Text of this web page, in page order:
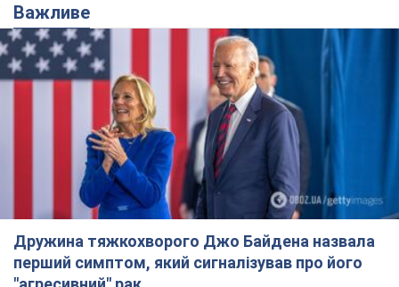
Важливе
Дружина тяжкохворого Джо Байдена назвала
перший симптом, який сигналізував про його